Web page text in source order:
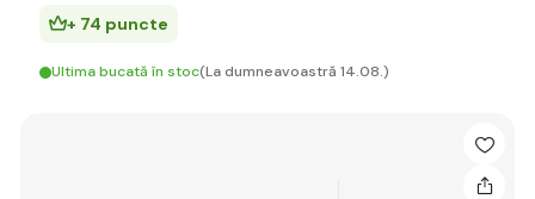
+ 74 puncte
Ultima bucată în stoc(La dumneavoastră 14.08.)